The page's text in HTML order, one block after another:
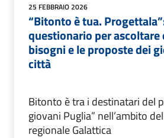
25 FEBBRAIO 2026
“Bitonto è tua.
questionario per ascoltare
bisogni e le proposte dei
città
Bitonto è tra i destinatari del
giovani Puglia” nell’ambito
regionale Galattica